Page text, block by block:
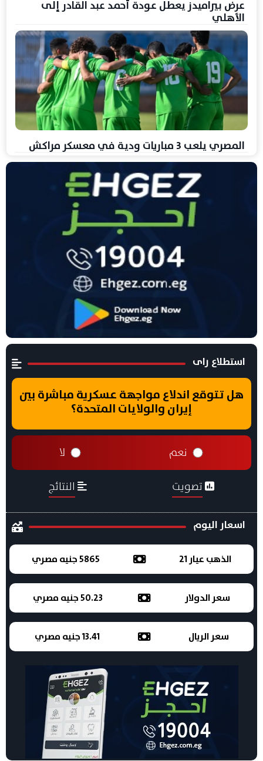
عرض بيراميدز يعطل عودة أحمد عبد القادر إلى
الأهلي
المصري يلعب 3 مباريات ودية في معسكر مراكش
استطلاع راى
هل تتوقع اندلاع مواجهة عسكرية مباشرة بين
إيران والولايات المتحدة؟
نعم لا
تصويت النتائج
اسعار اليوم
الذهب عيار 21 5865 جنيه مصري
سعر الدولار 50.23 جنيه مصري
سعر الريال 13.41 جنيه مصري